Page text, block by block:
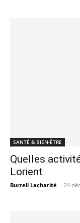
SANTÉ & BIEN-ÊTRE
Quelles
Lorient
Burrell Lacharité - 24